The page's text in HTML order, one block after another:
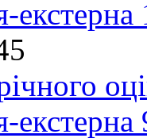
екстерна
екстерна